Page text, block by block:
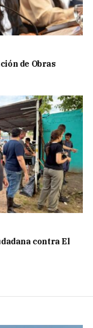
de Obras
contra El